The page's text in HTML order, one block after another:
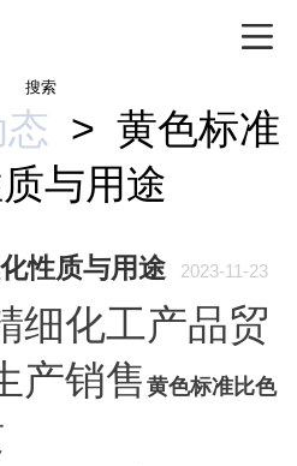
搜索
> 黄色标准
与用途
性质与用途 2023-11-23
细化工产品贸
产销售 黄色标准比色